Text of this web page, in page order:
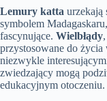
Lemury katta urzekają
symbolem
fascynujące. Wielbłądy
przystosowane do
niezwykle
zwiedzający mogą
edukacyjnym otoczeniu.